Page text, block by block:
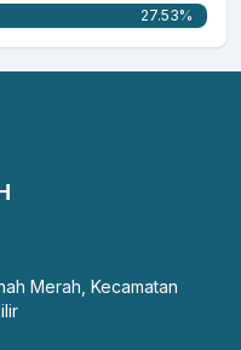
27.53%
Merah, Kecamatan